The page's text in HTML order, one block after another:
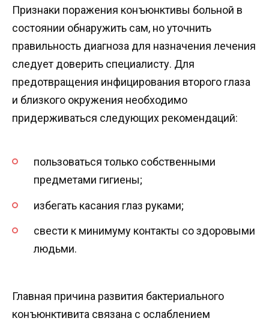
Признаки поражения конъюнктивы больной в
состоянии обнаружить сам, но уточнить
правильность диагноза для назначения лечения
следует доверить специалисту. Для
предотвращения инфицирования второго глаза
и близкого окружения необходимо
придерживаться следующих рекомендаций:
пользоваться только собственными
предметами гигиены;
избегать касания глаз руками;
свести к минимуму контакты со здоровыми
людьми.
Главная причина развития бактериального
конъюнктивита связана с ослаблением